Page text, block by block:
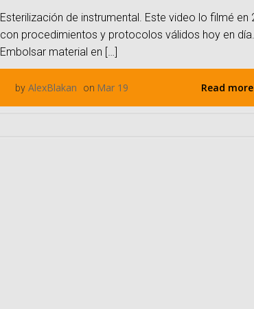
Esterilización de instrumental. Este video lo filmé en
con procedimientos y protocolos válidos hoy en
Embolsar material en […]
by AlexBlakan on Mar 19 Read more